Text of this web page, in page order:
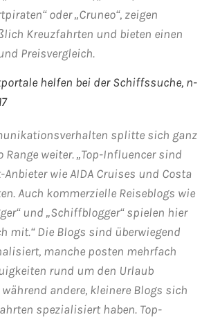
oder „Cruneo“, zeigen
Kreuzfahrten und bieten einen
Preisvergleich.
helfen bei der Schiffssuche, n-
splitte sich ganz
Range weiter. „Top-Influencer sind
wie AIDA Cruises und Costa
Auch kommerzielle Reiseblogs wie
und „Schiffblogger“ spielen hier
mit.“ Die Blogs sind überwiegend
manche posten mehrfach
rund um den Urlaub
andere, kleinere Blogs sich
spezialisiert haben. Top-